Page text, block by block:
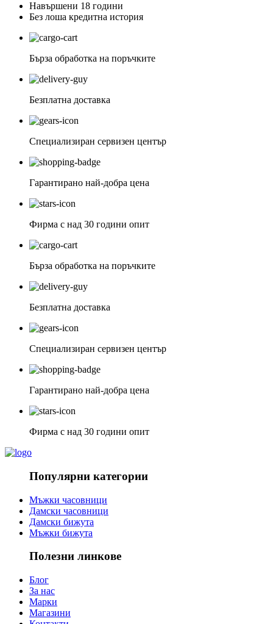
Навършени 18 години
Без лоша кредитна история
Бърза обработка на поръчките
Безплатна доставка
Специализиран сервизен център
Гарантирано най-добра цена
Фирма с над 30 години опит
Бърза обработка на поръчките
Безплатна доставка
Специализиран сервизен център
Гарантирано най-добра цена
Фирма с над 30 години опит
Популярни категории
Мъжки часовници
Дамски часовници
Дамски бижута
Мъжки бижута
Полезни линкове
Блог
За нас
Марки
Магазини